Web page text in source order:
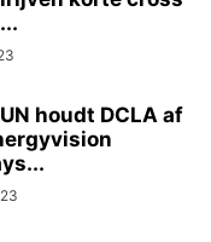
houdt DCLA af